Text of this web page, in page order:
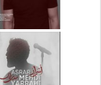
دانلود آهنگ جدید رضا
بهرام بنام نگار